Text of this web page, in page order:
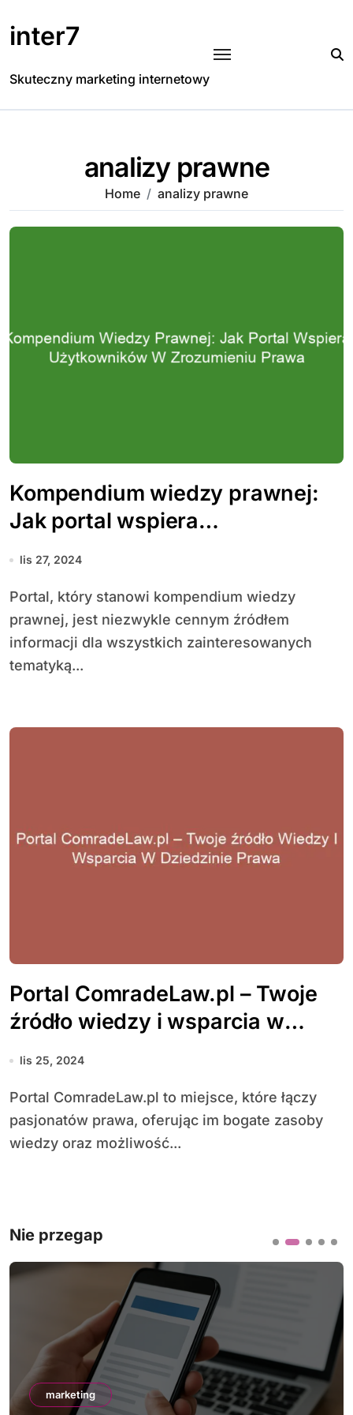
to
content
inter7
Skuteczny marketing internetowy
analizy prawne
Home analizy prawne
Kompendium wiedzy prawnej:
Jak portal wspiera
użytkowników w zrozumieniu
lis 27, 2024
Portal, który stanowi kompendium wiedzy
prawnej, jest niezwykle cennym źródłem
informacji dla wszystkich zainteresowanych
tematyką...
Portal ComradeLaw.pl – Twoje
źródło wiedzy i wsparcia w
dziedzinie prawa
lis 25, 2024
Portal ComradeLaw.pl to miejsce, które łączy
pasjonatów prawa, oferując im bogate zasoby
wiedzy oraz możliwość...
Nie przegap
marketing